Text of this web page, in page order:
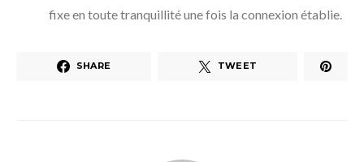
fixe en toute tranquillité une fois la connexion établie.
SHARE TWEET